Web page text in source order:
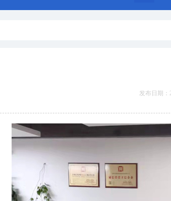
发布日期：